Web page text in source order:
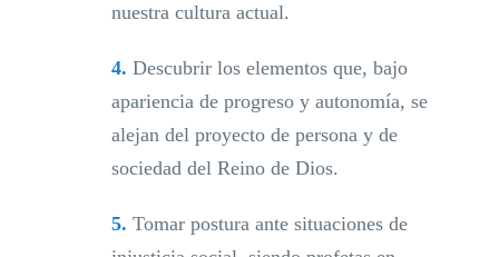
nuestra cultura actual.
4. Descubrir los elementos que, bajo
apariencia de progreso y autonomía, se
alejan del proyecto de persona y de
sociedad del Reino de Dios.
5. Tomar postura ante situaciones de